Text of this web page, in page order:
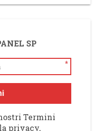
SP
*
Termini
privacy,